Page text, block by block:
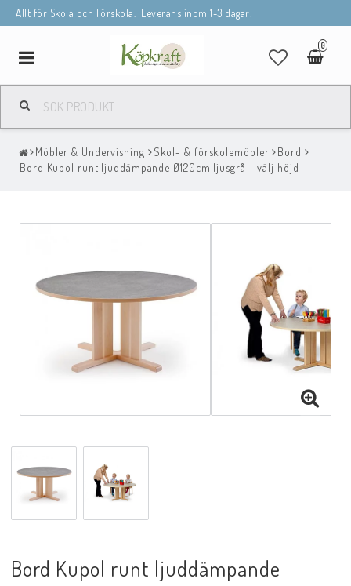
Allt för Skola och Förskola. Leverans inom 1-3 dagar!
0
Toggle
navigation
Möbler & Undervisning Skol- & förskolemöbler
Bord
Bord Kupol runt ljuddämpande Ø120cm ljusgrå - välj höjd
Bord Kupol runt ljuddämpande